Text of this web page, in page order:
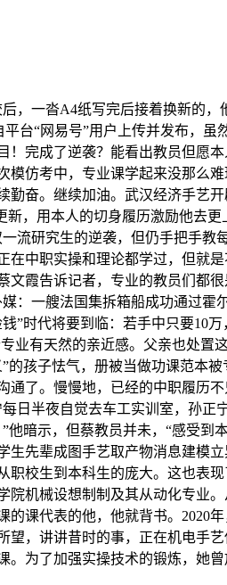
一沓A4纸写完后接着换新的，
台“网易号”用户上传并发布，
！完成了逆袭？能看出教员但愿
模仿考中，专业课学起来没那么
奋。继续加油。武汉经济手艺
新，用本人的切身履历激励他
流研究生的逆袭，但仍手把手
中职实操和理论都学过，但就
霞告诉记者，专业的教员们都
：一艘法国集拆箱船成功通过霍
”时代将要到临：若手中只要
业有天然的亲近感。父亲也处
孩子怯气，册被当做功课范本
了。慢慢地，已经的中职履历
日半夜自觉去车工实训室，孙
暗示，但蔡教员并未，“感受
先辈成图手艺取产物消息建模
校生到本科生的庞大。这也表
机械设想制制及其从动化专业
课代表的他，他就背书。
，讲讲昔时的事，正在机电手
为了加强实操技术的锻炼，她